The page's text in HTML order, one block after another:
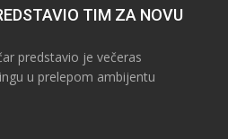
TIM ZA NOVU
predstavio je večeras
u prelepom ambijentu